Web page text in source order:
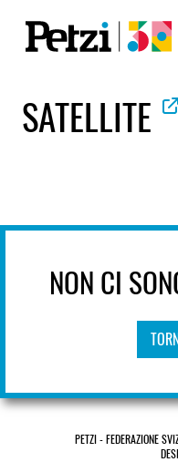
SATELLITE
NON CI
PETZI - FEDERAZIONE